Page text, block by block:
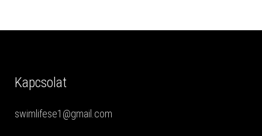
Kapcsolat
swimlifese1@gmail.com